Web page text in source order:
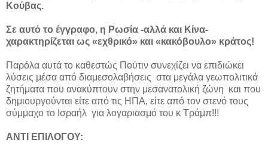
Κούβας.
Σε αυτό το έγγραφο, η Ρωσία -αλλά και Κίνα-
χαρακτηρίζεται ως «εχθρικό» και «κακόβουλο» κράτος!
Παρόλα αυτά το καθεστώς Πούτιν συνεχίζει να επιδιώκει
λύσεις μέσα από διαμεσολαβήσεις στα μεγάλα γεωπολιτικά
ζητήματα που ανακύπτουν στην μεσανατολική ζώνη και που
δημιουργούνται είτε από τις ΗΠΑ, είτε από τον στενό τους
σύμμαχο το Ισραήλ για λογαριασμό του κ Τράμπ!!!
ΑΝΤΙ ΕΠΙΛΟΓΟΥ: